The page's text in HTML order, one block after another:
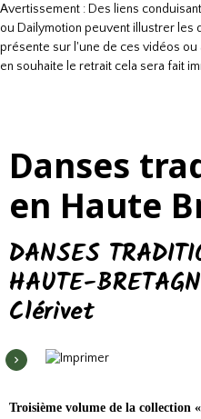
Avertissement : Des liens
ou Dailymotion peuvent illustrer les
présente sur l'une de ces vidéos ou
en souhaite le retrait cela sera fait
Danses
en Haute
DANSES
HAUTE-
Clérivet
Troisième volume de la collection